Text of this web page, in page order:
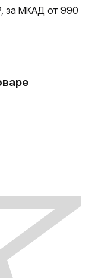
за МКАД от 990